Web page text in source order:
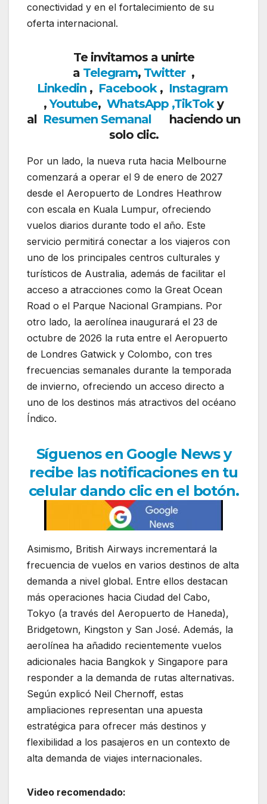
conectividad y en el fortalecimiento de su
oferta internacional.
Te invitamos a unirte
a Telegram, Twitter ,
Linkedin, Facebook, Instagram
,Youtube, WhatsApp ,TikToky
al Resumen Semanal haciendo un
solo clic.
Por un lado, la nueva ruta hacia Melbourne
comenzará a operar el 9 de enero de 2027
desde el Aeropuerto de Londres Heathrow
con escala en Kuala Lumpur, ofreciendo
vuelos diarios durante todo el año. Este
servicio permitirá conectar a los viajeros con
uno de los principales centros culturales y
turísticos de Australia, además de facilitar el
acceso a atracciones como la Great Ocean
Road o el Parque Nacional Grampians. Por
otro lado, la aerolínea inaugurará el 23 de
octubre de 2026 la ruta entre el Aeropuerto
de Londres Gatwick y Colombo, con tres
frecuencias semanales durante la temporada
de invierno, ofreciendo un acceso directo a
uno de los destinos más atractivos del océano
Índico.
Síguenos en Google News y
recibe las notificaciones en tu
celular dando clic en el botón.
Asimismo, British Airways incrementará la
frecuencia de vuelos en varios destinos de alta
demanda a nivel global. Entre ellos destacan
más operaciones hacia Ciudad del Cabo,
Tokyo (a través del Aeropuerto de Haneda),
Bridgetown, Kingston y San José. Además, la
aerolínea ha añadido recientemente vuelos
adicionales hacia Bangkok y Singapore para
responder a la demanda de rutas alternativas.
Según explicó Neil Chernoff, estas
ampliaciones representan una apuesta
estratégica para ofrecer más destinos y
flexibilidad a los pasajeros en un contexto de
alta demanda de viajes internacionales.
Video recomendado: